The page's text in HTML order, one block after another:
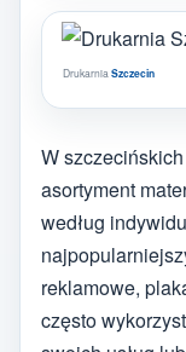
Drukarnia Szczecin
W
asortyment
według
reklamowe,
często